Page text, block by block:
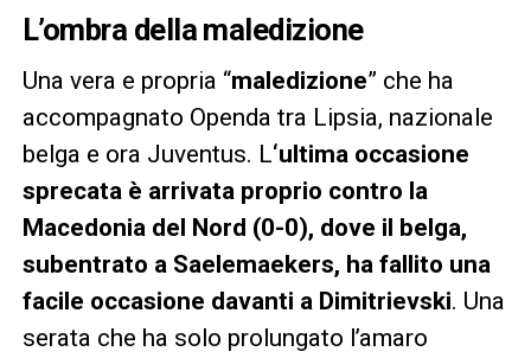
L’ombra della maledizione
Una vera e propria “maledizione” che ha
accompagnato Openda tra Lipsia, nazionale
belga e ora Juventus. L‘ultima occasione
sprecata è arrivata proprio contro la
Macedonia del Nord (0-0), dove il belga,
subentrato a Saelemaekers, ha fallito una
facile occasione davanti a Dimitrievski. Una
serata che ha solo prolungato l’amaro